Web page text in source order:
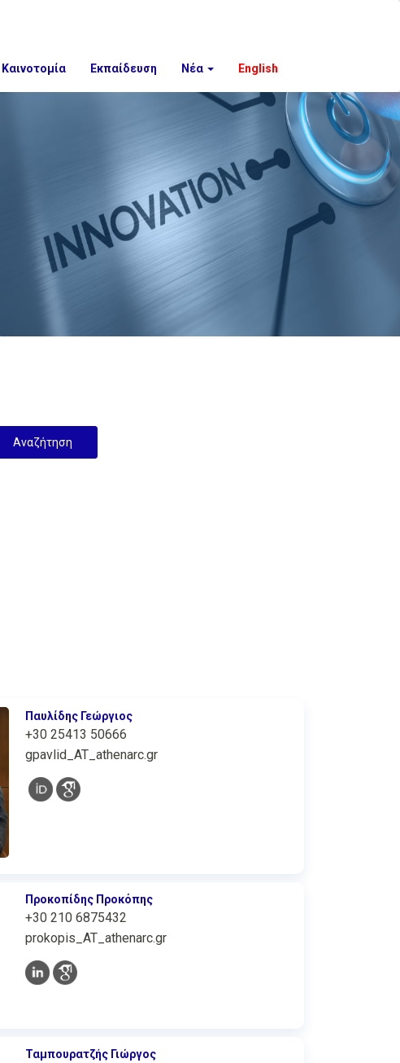
Καινοτομία Εκπαίδευση Νέα English
Παυλίδης Γεώργιος
+30 25413 50666
gpavlid_AT_athenarc.gr
Προκοπίδης Προκόπης
+30 210 6875432
prokopis_AT_athenarc.gr
Ταμπουρατζής Γιώργος